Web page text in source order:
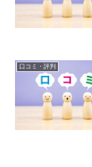
口コミ・評判